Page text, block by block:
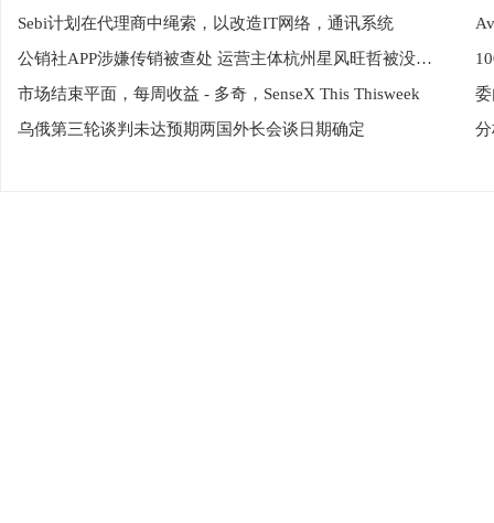
Sebi计划在代理商中绳索，以改造IT网络，通讯系统
公销社APP涉嫌传销被查处 运营主体杭州星风旺哲被没收违法所得1497.59万元
市场结束平面，每周收益 - 多奇，SenseX This Thisweek
乌俄第三轮谈判未达预期两国外长会谈日期确定